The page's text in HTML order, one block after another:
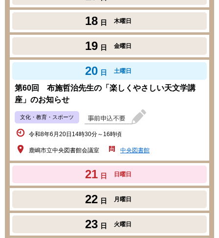
18 日 木曜日
19 日 金曜日
20 日 土曜日
第60回 布施哲治先生の「楽しくやさしい天文学講
座」のお知らせ
文化・教育・スポーツ
令和8年6月20日14時30分～16時頃
鹿嶋市立中央図書館会議室 中央図書館
21 日 日曜日
22 日 月曜日
23 日 火曜日